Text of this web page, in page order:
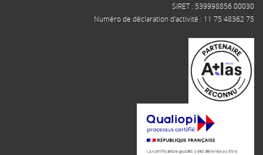
SIRET : 539998856 00030
Numéro de déclaration d'activité : 11 75 48362 75